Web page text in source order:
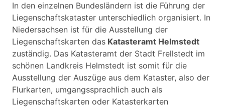
In den einzelnen Bundesländern ist die Führung der
Liegenschaftskataster unterschiedlich organisiert. In
Niedersachsen ist für die Ausstellung der
Liegenschaftskarten das Katasteramt Helmstedt
zuständig. Das Katasteramt der Stadt Frellstedt im
schönen Landkreis Helmstedt ist somit für die
Ausstellung der Auszüge aus dem Kataster, also der
Flurkarten, umgangssprachlich auch als
Liegenschaftskarten oder Katasterkarten